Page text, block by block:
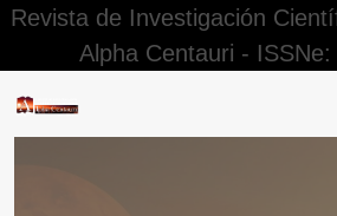
Revista de Investigación
Alpha Centauri -